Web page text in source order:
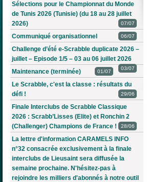
Sélections pour le Championnat du Monde
de Tunis 2026 (Tunisie) (du 18 au 28 juillet
2026)
07/07
Communiqué organisationnel 06/07
Challenge d’été e-Scrabble duplicate 2026 –
juillet – Episode 1/5 – 03 au 06 juillet 2026
03/07
Maintenance (terminée) 01/07
Le Scrabble, c'est la classe : résultats du
défi !
29/06
Finale Interclubs de Scrabble Classique
2026 : Scrabb’Lisses (Elite) et Ronchin 2
(Challenger) Champions de France !
28/06
La lettre d'information CARAMELS INFO
n°32 consacrée exclusivement à la finale
interclubs de Lieusaint sera diffusée la
semaine prochaine. N'hésitez-pas à
rejoindre les milliers d'abonnés à notre outil